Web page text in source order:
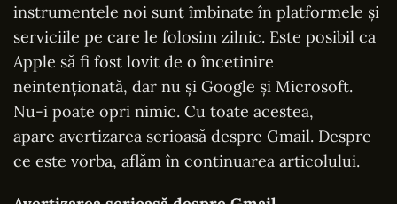
instrumentele noi sunt îmbinate în platformele și
serviciile pe care le folosim zilnic. Este posibil ca
Apple să fi fost lovit de o încetinire
neintenționată, dar nu și Google și Microsoft.
Nu-i poate opri nimic. Cu toate acestea,
apare avertizarea serioasă despre Gmail. Despre
ce este vorba, aflăm în continuarea articolului.